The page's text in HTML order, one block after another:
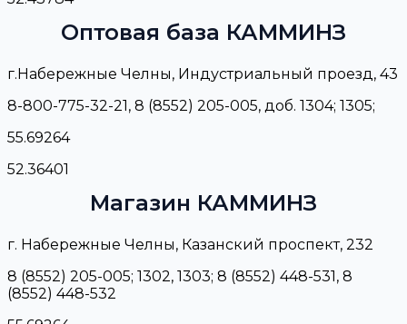
Оптовая база КАММИНЗ
г.Набережные Челны, Индустриальный проезд, 43
8-800-775-32-21, 8 (8552) 205-005, доб. 1304; 1305;
55.69264
52.36401
Магазин КАММИНЗ
г. Набережные Челны, Казанский проспект, 232
8 (8552) 205-005; 1302, 1303; 8 (8552) 448-531, 8
(8552) 448-532